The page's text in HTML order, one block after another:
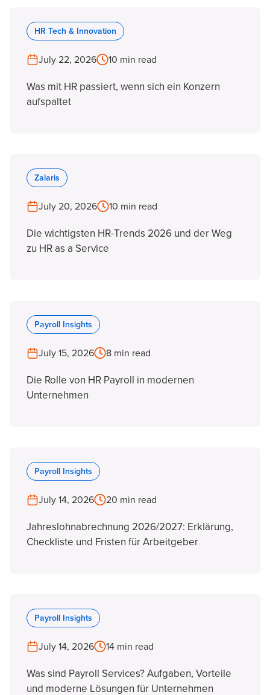
HR Tech & Innovation
July 22, 2026 10 min read
Was mit HR passiert, wenn sich ein Konzern
aufspaltet
Zalaris
July 20, 2026 10 min read
Die wichtigsten HR-Trends 2026 und der Weg
zu HR as a Service
Payroll Insights
July 15, 2026 8 min read
Die Rolle von HR Payroll in modernen
Unternehmen
Payroll Insights
July 14, 2026 20 min read
Jahreslohnabrechnung 2026/2027: Erklärung,
Checkliste und Fristen für Arbeitgeber
Payroll Insights
July 14, 2026 14 min read
Was sind Payroll Services? Aufgaben, Vorteile
und moderne Lösungen für Unternehmen